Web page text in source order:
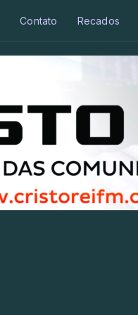
Contato Recados